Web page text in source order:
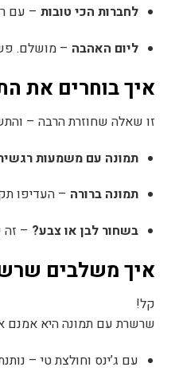
לחברות הכי טובות– עם
ליום האהבה – מושלם.
איך בוחרים את
זו שאלה שחוזרת הרבה –
תמונה עם משמעות
תמונה ברורה – העדיפו
בשחור לבן או צבע? – זה
איך משלבים
קל!
שרשרת עם תמונה היא אמנם
עם ג’ינס וחולצת טי –